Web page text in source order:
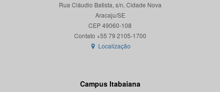
Rua Cláudio Batista, s/n, Cidade Nova
Aracaju/SE
CEP 49060-108
Localização
Campus Itabaiana